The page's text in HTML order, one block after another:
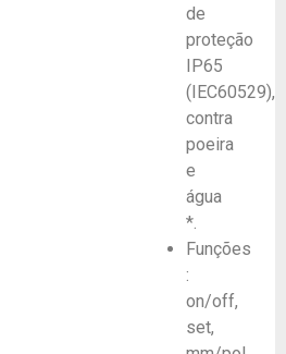
de
proteção
IP65
(IEC60529),
contra
poeira
e
água
*.
Funções
:
on/off,
set,